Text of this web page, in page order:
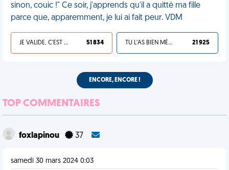
sinon, couic !" Ce soir, j'apprends qu'il a quitté ma fille
parce que, apparemment, je lui ai fait peur. VDM
JE VALIDE, C'EST UNE VDM 51 834 TU L'AS BIEN MÉRITÉ 21 925
ENCORE, ENCORE !
TOP COMMENTAIRES
foxlapinou 37
samedi 30 mars 2024 0:03